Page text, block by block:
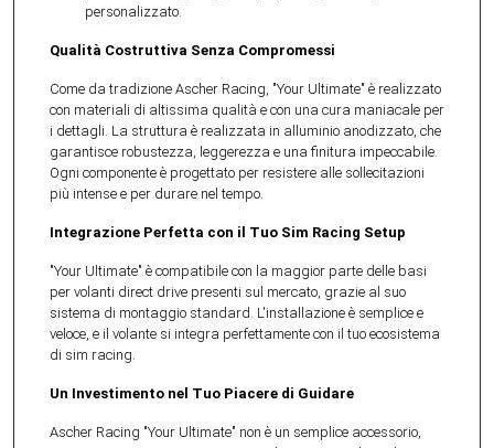
personalizzato.
Qualità Costruttiva Senza Compromessi
Come da tradizione Ascher Racing, "Your Ultimate" è realizzato
con materiali di altissima qualità e con una cura maniacale per
i dettagli. La struttura è realizzata in alluminio anodizzato, che
garantisce robustezza, leggerezza e una finitura impeccabile.
Ogni componente è progettato per resistere alle sollecitazioni
più intense e per durare nel tempo.
Integrazione Perfetta con il Tuo Sim Racing Setup
"Your Ultimate" è compatibile con la maggior parte delle basi
per volanti direct drive presenti sul mercato, grazie al suo
sistema di montaggio standard. L'installazione è semplice e
veloce, e il volante si integra perfettamente con il tuo ecosistema
di sim racing.
Un Investimento nel Tuo Piacere di Guidare
Ascher Racing "Your Ultimate" non è un semplice accessorio,